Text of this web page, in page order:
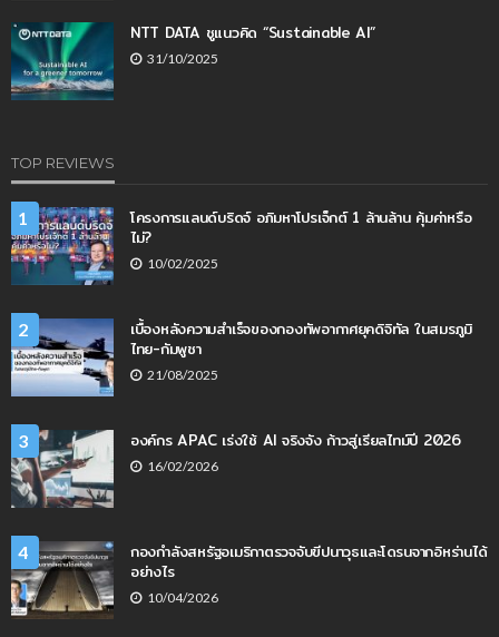
NTT DATA ชูแนวคิด “Sustainable AI”
31/10/2025
TOP REVIEWS
1
โครงการแลนด์บริดจ์ อภิมหาโปรเจ็กต์ 1 ล้านล้าน คุ้มค่าหรือ
ไม่?
10/02/2025
2
เบื้องหลังความสำเร็จของกองทัพอากาศยุคดิจิทัล ในสมรภูมิ
ไทย-กัมพูชา
21/08/2025
3 องค์กร APAC เร่งใช้ AI จริงจัง ก้าวสู่เรียลไทม์ปี 2026
16/02/2026
4
กองกำลังสหรัฐอเมริกาตรวจจับขีปนาวุธและโดรนจากอิหร่านได้
อย่างไร
10/04/2026